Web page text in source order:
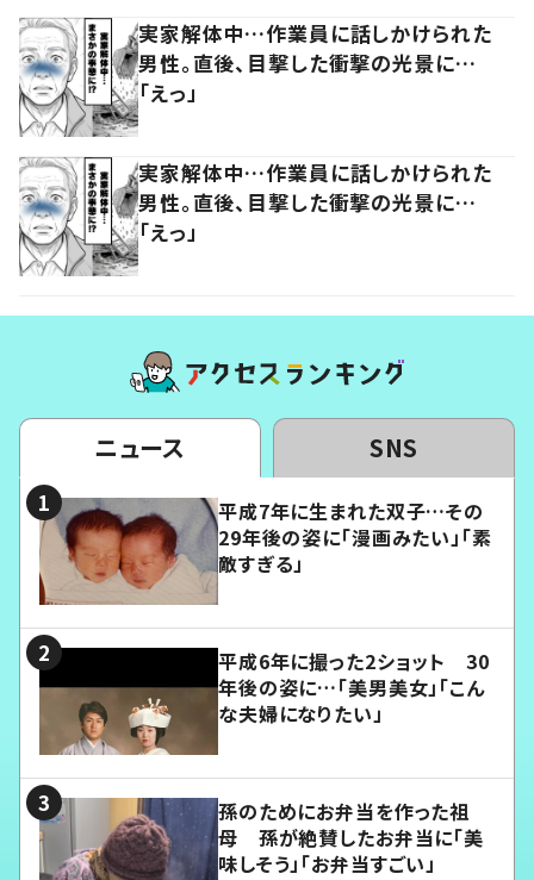
実家解体中…作業員に話しかけられた
男性。直後、目撃した衝撃の光景に…
「えっ」
実家解体中…作業員に話しかけられた
男性。直後、目撃した衝撃の光景に…
「えっ」
ニュース SNS
平成7年に生まれた双子…その
29年後の姿に「漫画みたい」「素
敵すぎる」
平成6年に撮った2ショット 30
年後の姿に…「美男美女」「こん
な夫婦になりたい」
孫のためにお弁当を作った祖
母 孫が絶賛したお弁当に「美
味しそう」「お弁当すごい」